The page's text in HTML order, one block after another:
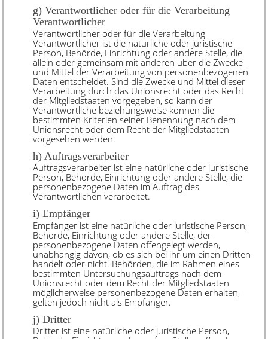
g) Verantwortlicher oder für die Verarbeitung
Verantwortlicher
Verantwortlicher oder für die Verarbeitung
Verantwortlicher ist die natürliche oder juristische
Person, Behörde, Einrichtung oder andere Stelle, die
allein oder gemeinsam mit anderen über die Zwecke
und Mittel der Verarbeitung von personenbezogenen
Daten entscheidet. Sind die Zwecke und Mittel dieser
Verarbeitung durch das Unionsrecht oder das Recht
der Mitgliedstaaten vorgegeben, so kann der
Verantwortliche beziehungsweise können die
bestimmten Kriterien seiner Benennung nach dem
Unionsrecht oder dem Recht der Mitgliedstaaten
vorgesehen werden.
h) Auftragsverarbeiter
Auftragsverarbeiter ist eine natürliche oder juristische
Person, Behörde, Einrichtung oder andere Stelle, die
personenbezogene Daten im Auftrag des
Verantwortlichen verarbeitet.
i) Empfänger
Empfänger ist eine natürliche oder juristische Person,
Behörde, Einrichtung oder andere Stelle, der
personenbezogene Daten offengelegt werden,
unabhängig davon, ob es sich bei ihr um einen Dritten
handelt oder nicht. Behörden, die im Rahmen eines
bestimmten Untersuchungsauftrags nach dem
Unionsrecht oder dem Recht der Mitgliedstaaten
möglicherweise personenbezogene Daten erhalten,
gelten jedoch nicht als Empfänger.
j) Dritter
Dritter ist eine natürliche oder juristische Person,